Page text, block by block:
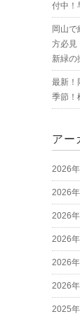
付中！
岡山
方必見
新緑の
最新！
季節！
アー
2026
2026
2026
2026
2026
2026
2025